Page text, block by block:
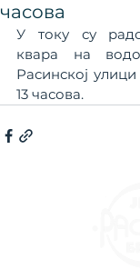
часова
У току су
квара на
Расинској
13 часова.